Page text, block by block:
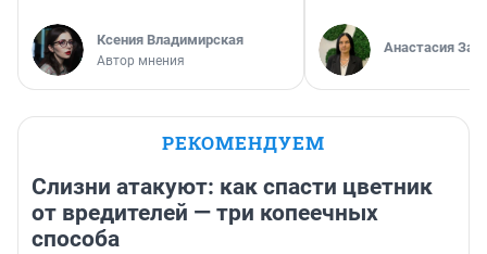
Ксения Владимирская
Автор мнения
Анастасия
РЕКОМЕНДУЕМ
Слизни атакуют: как спасти цветник
от вредителей — три копеечных
способа